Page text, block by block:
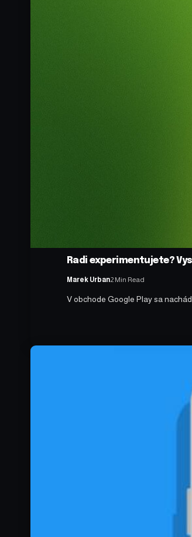
Radi experimentujete?
Marek Urban2 Min Read
V obchode Google Play sa